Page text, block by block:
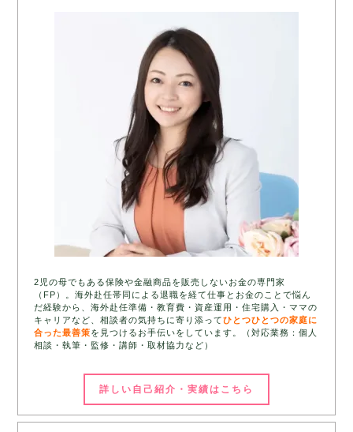
2児の母でもある保険や金融商品を販売しないお金の専門家
（FP）。海外赴任帯同による退職を経て仕事とお金のことで悩ん
だ経験から、海外赴任準備・教育費・資産運用・住宅購入・ママの
キャリアなど、相談者の気持ちに寄り添ってひとつひとつの家庭に
合った最善策を見つけるお手伝いをしています。（対応業務：個人
相談・執筆・監修・講師・取材協力など）
詳しい自己紹介・実績はこちら